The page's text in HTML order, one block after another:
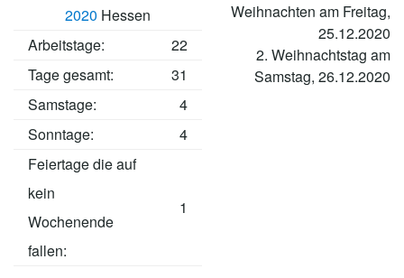
2020 Hessen
Arbeitstage:
22
Tage gesamt:
31
Samstage:
4
Sonntage:
4
Feiertage die auf
kein
Wochenende
fallen:
1
Weihnachten am Freitag,
25.12.2020
2. Weihnachtstag am
Samstag, 26.12.2020